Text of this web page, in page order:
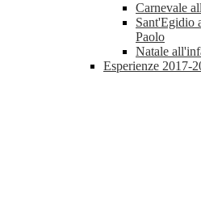
Carnevale
Sant'Egidio
Paolo
Natale
Esperienze 2017-